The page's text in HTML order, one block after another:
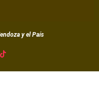
y el País